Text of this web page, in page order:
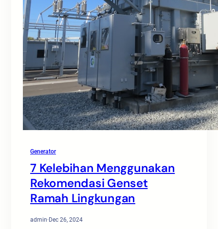
Generator
7 Kelebihan Menggunakan
Rekomendasi Genset
Ramah Lingkungan
admin·Dec 26, 2024